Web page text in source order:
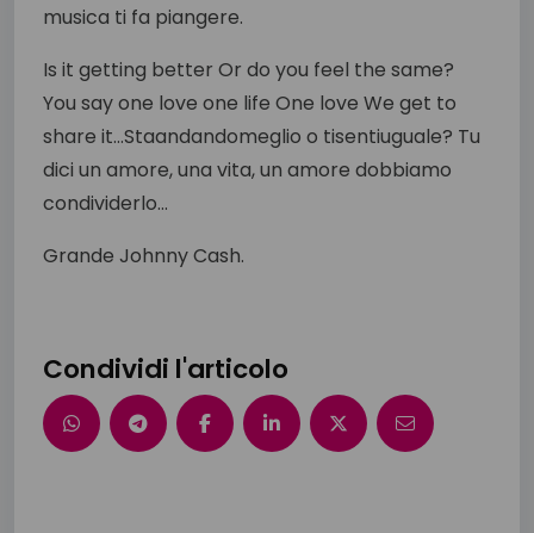
musica ti fa piangere.
Is it getting better Or do you feel the same?
You say one love one life One love We get to
share it…Staandandomeglio o tisentiuguale? Tu
dici un amore, una vita, un amore dobbiamo
condividerlo…
Grande Johnny Cash.
Condividi l'articolo